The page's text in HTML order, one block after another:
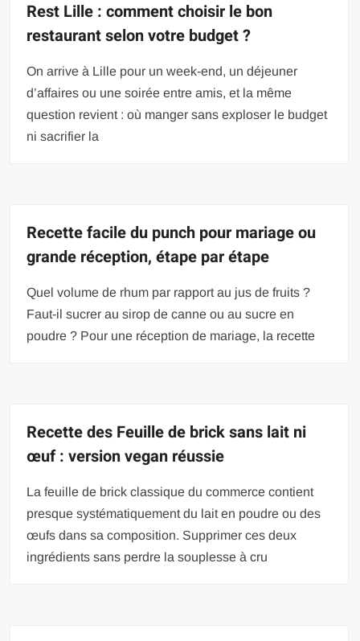
Rest Lille : comment choisir le bon
restaurant selon votre budget ?
On arrive à Lille pour un week-end, un déjeuner
d’affaires ou une soirée entre amis, et la même
question revient : où manger sans exploser le budget
ni sacrifier la
Recette facile du punch pour mariage ou
grande réception, étape par étape
Quel volume de rhum par rapport au jus de fruits ?
Faut-il sucrer au sirop de canne ou au sucre en
poudre ? Pour une réception de mariage, la recette
Recette des Feuille de brick sans lait ni
œuf : version vegan réussie
La feuille de brick classique du commerce contient
presque systématiquement du lait en poudre ou des
œufs dans sa composition. Supprimer ces deux
ingrédients sans perdre la souplesse à cru